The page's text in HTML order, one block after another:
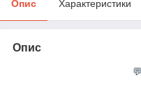
Опис Характеристики
Опис